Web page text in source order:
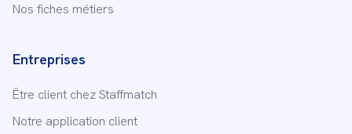
Nos fiches métiers
Entreprises
Être client chez Staffmatch
Notre application client